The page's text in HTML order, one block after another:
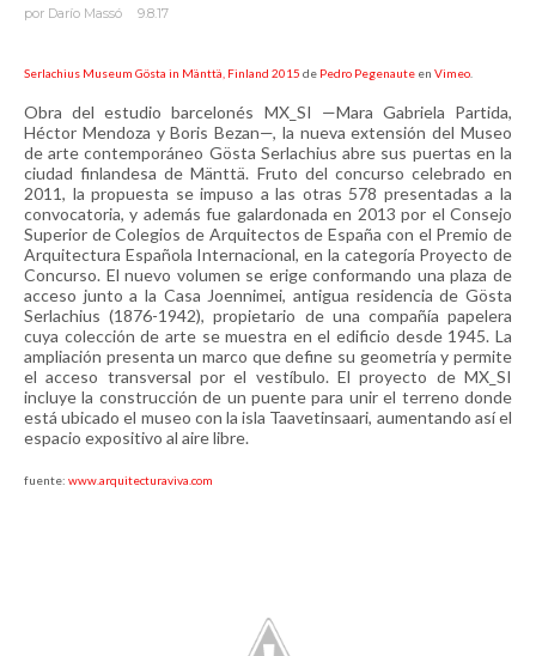
por Darío Massó 9.8.17
Serlachius Museum Gösta in Mänttä, Finland 2015 de Pedro Pegenaute en Vimeo
Obra del estudio barcelonés MX_SI —Mara Gabriela Partida,
Héctor Mendoza y Boris Bezan—, la nueva extensión del Museo
de arte contemporáneo Gösta Serlachius abre sus puertas en la
ciudad finlandesa de Mänttä. Fruto del concurso celebrado en
2011, la propuesta se impuso a las otras 578 presentadas a la
convocatoria, y además fue galardonada en 2013 por el Consejo
Superior de Colegios de Arquitectos de España con el Premio de
Arquitectura Española Internacional, en la categoría Proyecto de
Concurso. El nuevo volumen se erige conformando una plaza de
acceso junto a la Casa Joennimei, antigua residencia de Gösta
Serlachius (1876-1942), propietario de una compañía papelera
cuya colección de arte se muestra en el edificio desde 1945. La
ampliación presenta un marco que define su geometría y permite
el acceso transversal por el vestíbulo. El proyecto de MX_SI
incluye la construcción de un puente para unir el terreno donde
está ubicado el museo con la isla Taavetinsaari, aumentando así el
espacio expositivo al aire libre.
fuente: www.arquitecturaviva.com